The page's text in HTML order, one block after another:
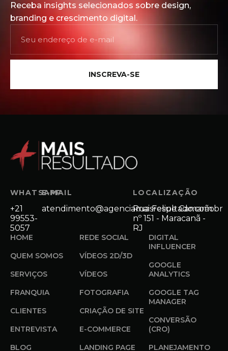
Receba insights selecionados sobre design,
branding e crescimento digital.
INSCREVA-SE
WHATSAPP
+21
99553-
5057
E-MAIL
atendimento@agenciamaisresultado.com.br
LOCALIZAÇÃO
Rua Felipe Camarão
nº 151 - Maracanã -
RJ
HOME
QUEM SOMOS
SERVIÇOS
FRANQUIA
CLIENTES
ENTREVISTA
BLOG
REDE SOCIAL
VÍDEOS 2D/3D
VÍDEOS
FOTOGRAFIA
CRIAÇÃO DE SITE
E-COMMERCE
LANDING PAGE
DIGITAL
INFLUENCER
GOOGLE
ANALYTICS
GOOGLE TAG
MANAGER
CONVERSÃO
(CRO)
PLANEJAMENTO